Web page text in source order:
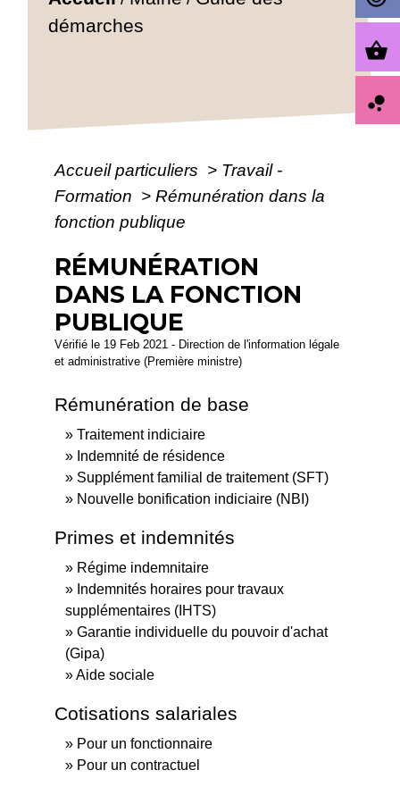
démarches
Accueil particuliers > Travail -
Formation > Rémunération dans la
fonction publique
RÉMUNÉRATION
DANS LA FONCTION
PUBLIQUE
Vérifié le 19 Feb 2021 - Direction de l'information légale
et administrative (Première ministre)
Rémunération de base
Traitement indiciaire
Indemnité de résidence
Supplément familial de traitement (SFT)
Nouvelle bonification indiciaire (NBI)
Primes et indemnités
Régime indemnitaire
Indemnités horaires pour travaux
supplémentaires (IHTS)
Garantie individuelle du pouvoir d'achat
(Gipa)
Aide sociale
Cotisations salariales
Pour un fonctionnaire
Pour un contractuel
shopping_basket
bubble_chart